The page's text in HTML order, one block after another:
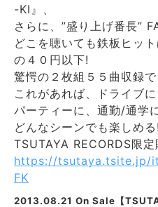
-KI』、
さらに、”盛り上げ番長”
どこを聴いても鉄板ヒッ
の４０円以下!
驚愕の２枚組５５曲収録
これがあれば、ドライブ
パーティーに、通勤/通学
どんなシーンでも楽しめる
TSUTAYA RECORDS限定
https://tsutaya.tsite.jp/
FK
2013.08.21 On Sale 【